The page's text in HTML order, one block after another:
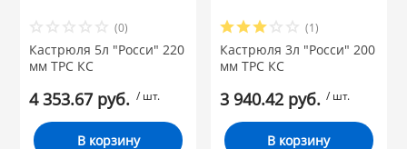
(0)
Кастрюля 5л "Росси" 220
мм ТРС КС
4 353.67 руб. / шт.
В корзину
(1)
Кастрюля 3л "Росси" 200
мм ТРС КС
3 940.42 руб. / шт.
В корзину